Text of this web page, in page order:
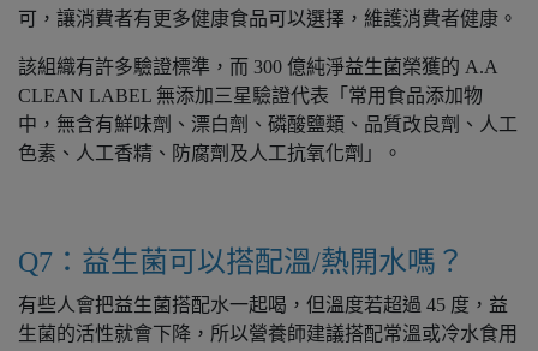
可，讓消費者有更多健康食品可以選擇，維護消費者健康。
該組織有許多驗證標準，而 300 億純淨益生菌榮獲的 A.A
CLEAN LABEL 無添加三星驗證代表「常用食品添加物
中，無含有鮮味劑、漂白劑、磷酸鹽類、品質改良劑、人工
色素、人工香精、防腐劑及人工抗氧化劑」。
Q7：益生菌可以搭配溫/熱開水嗎？
有些人會把益生菌搭配水一起喝，但溫度若超過 45 度，益
生菌的活性就會下降，所以營養師建議搭配常溫或冷水食用